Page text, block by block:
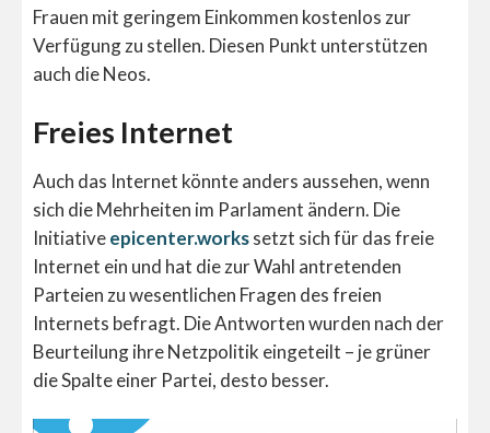
Frauen mit geringem Einkommen kostenlos zur
Verfügung zu stellen. Diesen Punkt unterstützen
auch die Neos.
Freies Internet
Auch das Internet könnte anders aussehen, wenn
sich die Mehrheiten im Parlament ändern. Die
Initiativeepicenter.workssetzt sich für das freie
Internet ein und hat die zur Wahl antretenden
Parteien zu wesentlichen Fragen des freien
Internets befragt. Die Antworten wurden nach der
Beurteilung ihre Netzpolitik eingeteilt – je grüner
die Spalte einer Partei, desto besser.